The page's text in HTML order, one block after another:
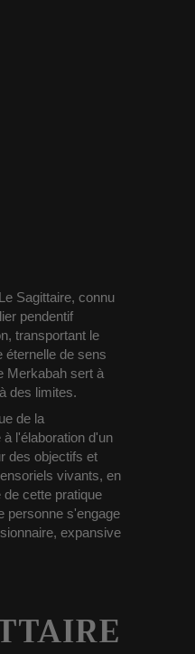
Le Sagittaire, connu
pendentif
transportant le
éternelle de sens
Merkabah sert à
des limites.
de la
l'élaboration d'un
des objectifs et
vivants, en
cette pratique
personne s'engage
expansive